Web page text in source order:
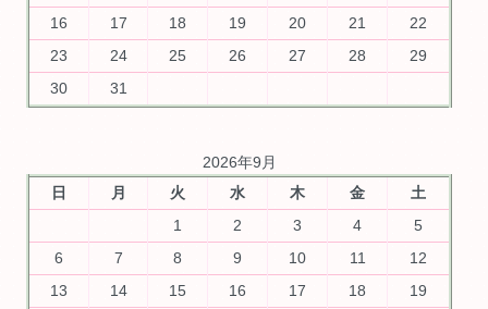
16
17 18 19 20 21
22
23
24 25 26 27 28
29
30
31
2026年9月
日
月 火 水 木 金
土
1
2 3 4
5
6
7 8 9 10 11
12
13
14 15 16 17 18
19